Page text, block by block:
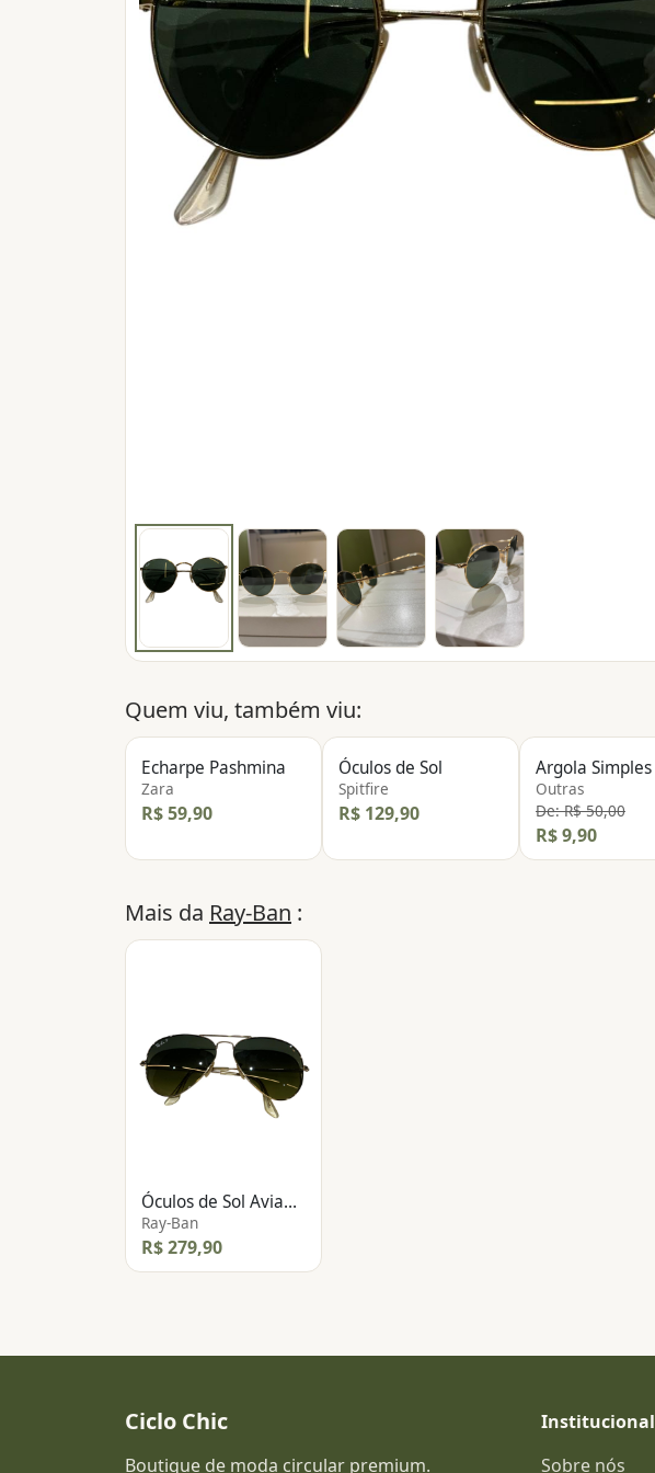
Quem viu, também viu:
Echarpe Pashmina
Zara
R$ 59,90
Óculos de Sol
Spitfire
R$ 129,90
Argola Simples
Outras
De: R$ 50,00
R$ 9,90
Mais da Ray-Ban :
Óculos de Sol Aviador
Ray-Ban
R$ 279,90
Ciclo Chic
Boutique de moda circular premium.
Institucional
Sobre nós